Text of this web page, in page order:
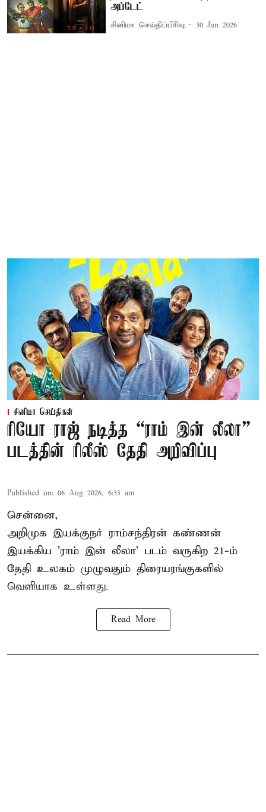
அப்டேட்
சினிமா செய்திப்பிரிவு 30 Jun 2026
சினிமா செய்திகள்
ரியோ ராஜ் நடித்த “ராம் இன் லீலா”
படத்தின் ரிலீஸ் தேதி அறிவிப்பு
Published on: 06 Aug 2026, 6:35 am
சென்னை,
அறிமுக இயக்குநர் ராம்சந்திரன் கண்ணன்
இயக்கிய 'ராம் இன் லீலா' படம் வருகிற 21-ம்
தேதி உலகம் முழுவதும் திரையரங்குகளில்
வெளியாக உள்ளது.
Read More